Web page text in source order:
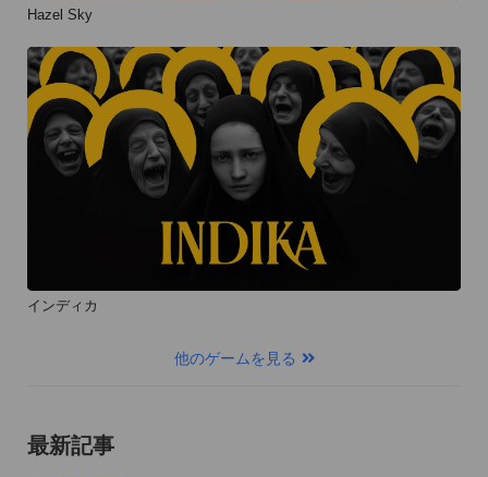
Hazel Sky
インディカ
他のゲームを見る
最新記事